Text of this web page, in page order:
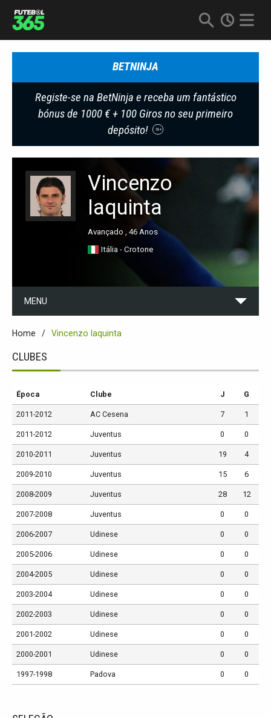
BETNINJA
Registe-se na BetNinja e receba um fantástico
bónus de 1000 € + 100 Giros no seu primeiro
depósito!
18+
Vincenzo
Iaquinta
Avançado , 46 Anos
Itália - Crotone
MENU
Home Vincenzo Iaquinta
CLUBES
Época Clube J G
2011-2012 AC Cesena 7 1
2011-2012 Juventus 0 0
2010-2011 Juventus 19 4
2009-2010 Juventus 15 6
2008-2009 Juventus 28 12
2007-2008 Juventus 0 0
2006-2007 Udinese 0 0
2005-2006 Udinese 0 0
2004-2005 Udinese 0 0
2003-2004 Udinese 0 0
2002-2003 Udinese 0 0
2001-2002 Udinese 0 0
2000-2001 Udinese 0 0
1997-1998 Padova 0 0